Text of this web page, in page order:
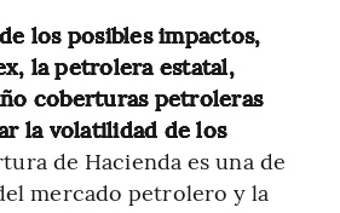
los posibles impactos,
la petrolera estatal,
coberturas petroleras
la volatilidad de los
de Hacienda es una de
mercado petrolero y la